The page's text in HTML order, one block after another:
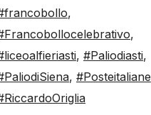
,
,
, #Paliodiasti,
, #Posteitaliane